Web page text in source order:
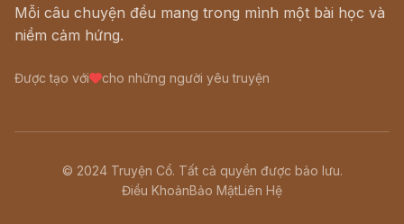
Mỗi câu chuyện đều mang trong mình một bài học và
niềm cảm hứng.
Được tạo với cho những người yêu truyện
© 2024 Truyện Cổ. Tất cả quyền được bảo lưu.
Điều KhoảnBảo MậtLiên Hệ